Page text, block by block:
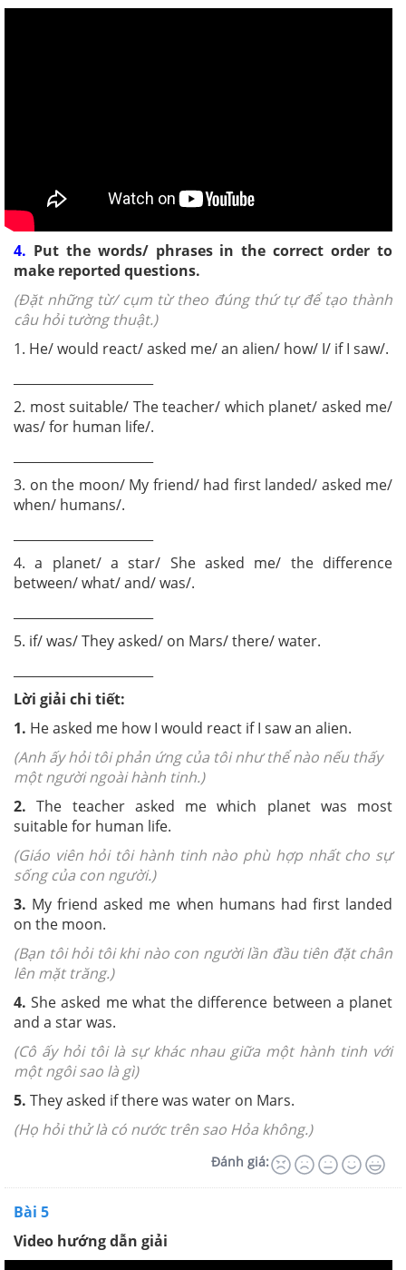
4. Put the words/ phrases in the correct order to
make reported questions.
(Đặt những từ/ cụm từ theo đúng thứ tự để tạo thành
câu hỏi tường thuật.)
1. He/ would react/ asked me/ an alien/ how/ I/ if I saw/.
2. most suitable/ The teacher/ which planet/ asked me/
was/ for human life/.
3. on the moon/ My friend/ had first landed/ asked me/
when/ humans/.
4. a planet/ a star/ She asked me/ the difference
between/ what/ and/ was/.
5. if/ was/ They asked/ on Mars/ there/ water.
Lời giải chi tiết:
1. He asked me how I would react if I saw an alien.
(Anh ấy hỏi tôi phản ứng của tôi như thể nào nếu thấy
một người ngoài hành tinh.)
2. The teacher asked me which planet was most
suitable for human life.
(Giáo viên hỏi tôi hành tinh nào phù hợp nhất cho sự
sống của con người.)
3. My friend asked me when humans had first landed
on the moon.
(Bạn tôi hỏi tôi khi nào con người lần đầu tiên đặt chân
lên mặt trăng.)
4. She asked me what the difference between a planet
and a star was.
(Cô ấy hỏi tôi là sự khác nhau giữa một hành tinh với
một ngôi sao là gì)
5. They asked if there was water on Mars.
(Họ hỏi thử là có nước trên sao Hỏa không.)
Đánh giá:
Bài 5
Video hướng dẫn giải